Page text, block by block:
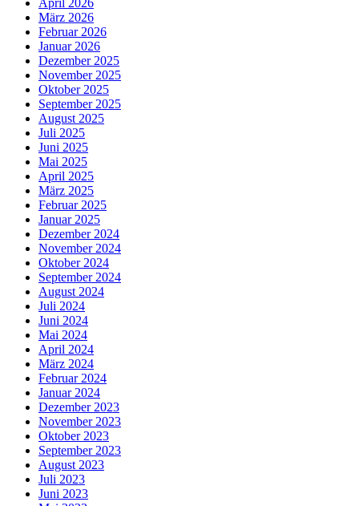
März 2026
Februar 2026
Januar 2026
Dezember 2025
November 2025
Oktober 2025
September 2025
August 2025
Juli 2025
Juni 2025
Mai 2025
April 2025
März 2025
Februar 2025
Januar 2025
Dezember 2024
November 2024
Oktober 2024
September 2024
August 2024
Juli 2024
Juni 2024
Mai 2024
April 2024
März 2024
Februar 2024
Januar 2024
Dezember 2023
November 2023
Oktober 2023
September 2023
August 2023
Juli 2023
Juni 2023